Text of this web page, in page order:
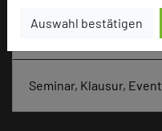
Auswahl bestätigen
Besonders
Seminar, Klausur,